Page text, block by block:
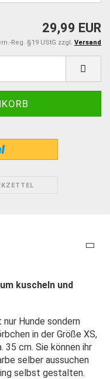
29,99 EUR
Reg. §19 UStG zzgl. Versand
kuscheln und
Hunde sondern
in der Größe XS,
cm. Sie können ihr
selber aussuchen
selbst gestalten.